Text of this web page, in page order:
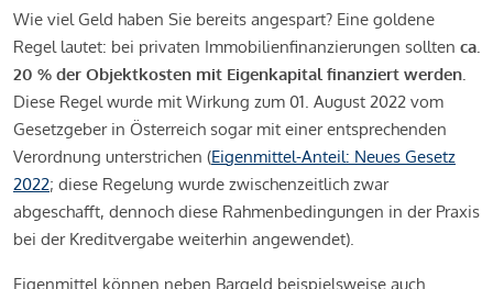
Wie viel Geld haben Sie bereits angespart? Eine goldene
Regel lautet: bei privaten Immobilienfinanzierungen sollten ca.
20 % der Objektkosten mit Eigenkapital finanziert werden.
Diese Regel wurde mit Wirkung zum 01. August 2022 vom
Gesetzgeber in Österreich sogar mit einer entsprechenden
Verordnung unterstrichen (Eigenmittel-Anteil: Neues Gesetz
2022; diese Regelung wurde zwischenzeitlich zwar
abgeschafft, dennoch diese Rahmenbedingungen in der Praxis
bei der Kreditvergabe weiterhin angewendet).
Eigenmittel können neben Bargeld beispielsweise auch